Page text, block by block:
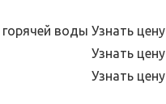
воды Узнать цену
Узнать цену
Узнать цену